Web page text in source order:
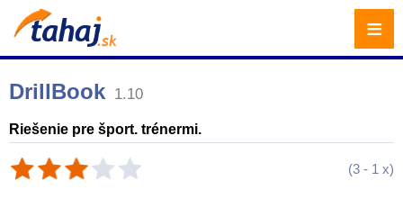
DrillBook 1.10
Riešenie pre šport. trénermi.
(3 - 1 x)
≡